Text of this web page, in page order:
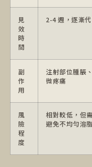
見
效
時
間
2-4 週，逐漸
副
作
用
注射部位腫脹
微疼痛
風
險
程
度
相對較低，但
避免不均勻溶脂